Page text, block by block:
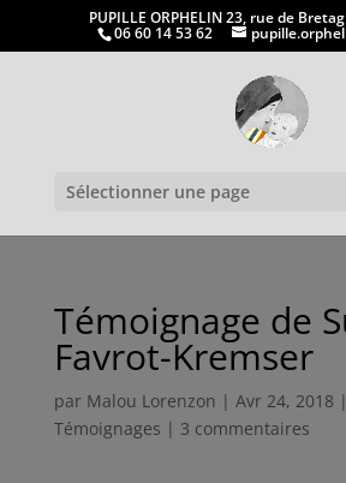
PUPILLE ORPHELIN 23, rue de
06 60 14 53 62
Sélectionner une page
Témoignage de
Favrot-Kremser
par Malou Lorenzon | Avr 24, 2018 |
Témoignages | 3 commentaires